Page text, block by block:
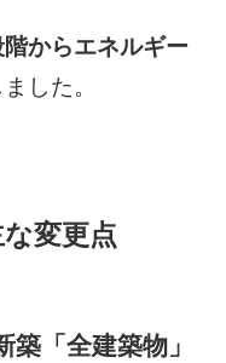
からエネルギー
した。
変更点
「全建築物」